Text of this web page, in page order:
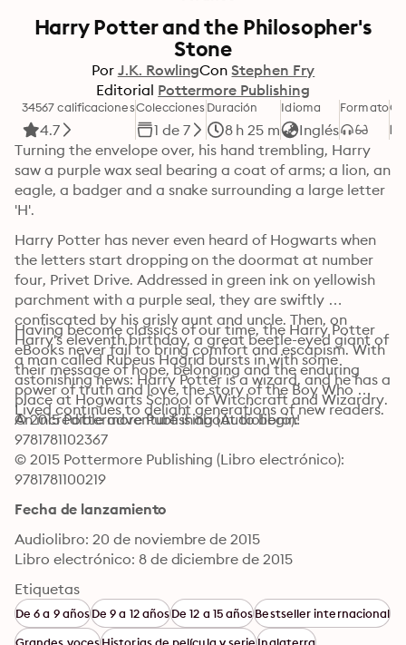
Harry Potter and the Philosopher's
Stone
Por J.K. RowlingCon Stephen Fry
Editorial Pottermore Publishing
34567 calificaciones
4.7
Colecciones
1 de 7
Duración
8 h 25 m
Idioma
Inglés
Formato
Turning the envelope over, his hand trembling, Harry
saw a purple wax seal bearing a coat of arms; a lion, an
eagle, a badger and a snake surrounding a large letter
'H'.
Harry Potter has never even heard of Hogwarts when
the letters start dropping on the doormat at number
four, Privet Drive. Addressed in green ink on yellowish
parchment with a purple seal, they are swiftly
confiscated by his grisly aunt and uncle. Then, on
Harry's eleventh birthday, a great beetle-eyed giant of
a man called Rubeus Hagrid bursts in with some
astonishing news: Harry Potter is a wizard, and he has a
place at Hogwarts School of Witchcraft and Wizardry.
An incredible adventure is about to begin!
Having become classics of our time, the Harry Potter
eBooks never fail to bring comfort and escapism. With
their message of hope, belonging and the enduring
power of truth and love, the story of the Boy Who
Lived continues to delight generations of new readers.
© 2015 Pottermore Publishing (Audiolibro):
9781781102367
© 2015 Pottermore Publishing (Libro electrónico):
9781781100219
Fecha de lanzamiento
Audiolibro: 20 de noviembre de 2015
Libro electrónico: 8 de diciembre de 2015
Etiquetas
De 6 a 9 añosDe 9 a 12 añosDe 12 a 15 añosBestseller internacional